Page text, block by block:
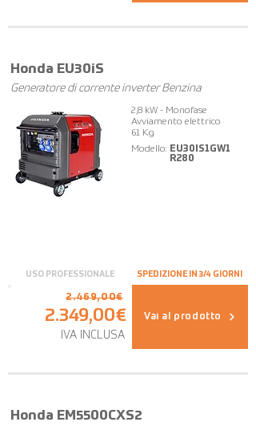
Honda EU30iS
Generatore di corrente inverter Benzina
2,8 kW - Monofase
Avviamento elettrico
61 Kg
Modello: EU30IS1GW1
R280
USO PROFESSIONALE SPEDIZIONE IN 3/4 GIORNI
2.469,00€
2.349,00€
IVA INCLUSA
Vai al prodotto
Honda EM5500CXS2